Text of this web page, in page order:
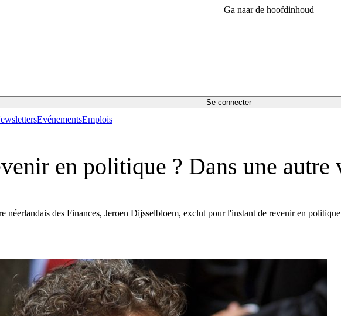
Ga naar de hoofdinhoud
Se connecter
EvénementsEmplois
en politique ? Dans une autre
néerlandais des Finances, Jeroen Dijsselbloem, exclut pour l'instant de revenir en